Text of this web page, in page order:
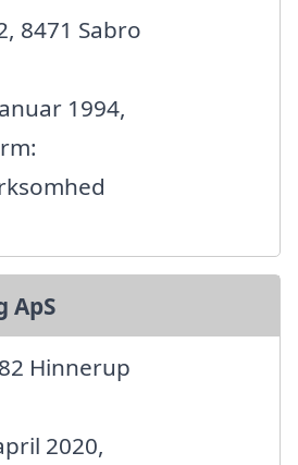
8471 Sabro
1994,
ApS
Hinnerup
2020,